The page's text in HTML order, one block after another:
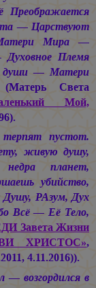
— Царствуют
Мира —
Духовное Племя
души — Матери
Света
Мой,
пустот.
живую душу,
планет,
убийство,
Душу, РАзум, Дух
Всё — Её Тело,
Завета Жизни
ХРИСТОС»,
4.11.2016)).
возгордился в